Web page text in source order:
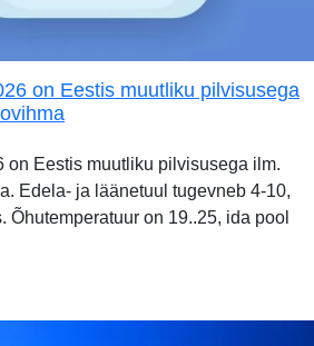
on Eestis muutliku pilvisusega
on Eestis muutliku pilvisusega ilm.
Edela- ja läänetuul tugevneb 4-10,
Õhutemperatuur on 19..25, ida pool